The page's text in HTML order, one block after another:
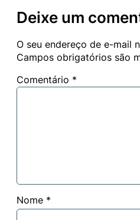
Deixe um
O seu endereço de e-mail
Campos obrigatórios são
Comentário *
Nome *